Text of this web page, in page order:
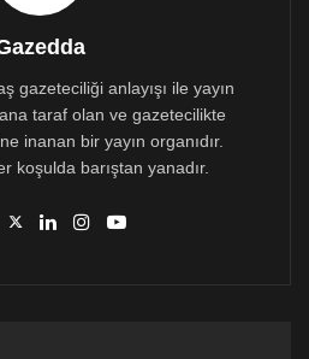
gazeteciliği anlayışı ile yayın
taraf olan ve gazetecilikte
inanan bir yayın organıdır.
koşulda barıştan yanadır.